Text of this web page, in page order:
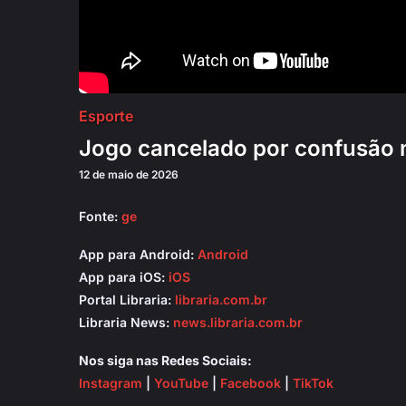
Esporte
Jogo cancelado por confusão
12 de maio de 2026
Fonte: ge
App para Android: Android
App para iOS: iOS
Portal Libraria: libraria.com.br
Libraria News: news.libraria.com.br
Nos siga nas Redes Sociais:
Instagram
YouTube Facebook TikTok